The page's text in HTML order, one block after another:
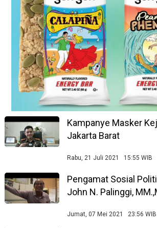
Kampanye Masker
Jakarta Barat
Rabu, 21 Juli 2021 15:55 WIB
Pengamat Sosial
John N. Palinggi,
Jumat, 07 Mei 2021 23:56 WIB